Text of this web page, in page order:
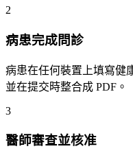
2
病患完成問診
病患在任何裝置上填寫健
並在提交時整合成 PDF。
3
醫師審查並核准